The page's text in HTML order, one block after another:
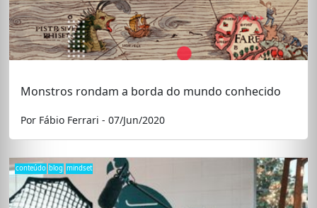
Monstros rondam a borda do mundo conhecido
Por Fábio Ferrari - 07/Jun/2020
conteúdo blog mindset